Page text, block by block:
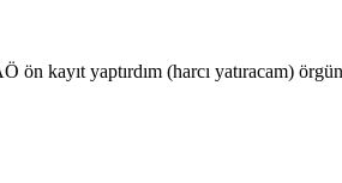
kayıt yaptırdım (harcı yatıracam)